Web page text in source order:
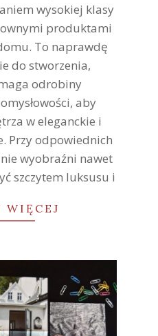
wysokiej klasy
produktami
To naprawdę
do stworzenia,
odrobiny
aby
w eleganckie i
Przy odpowiednich
wyobraźni nawet
szczytem luksusu i
WIĘCEJ